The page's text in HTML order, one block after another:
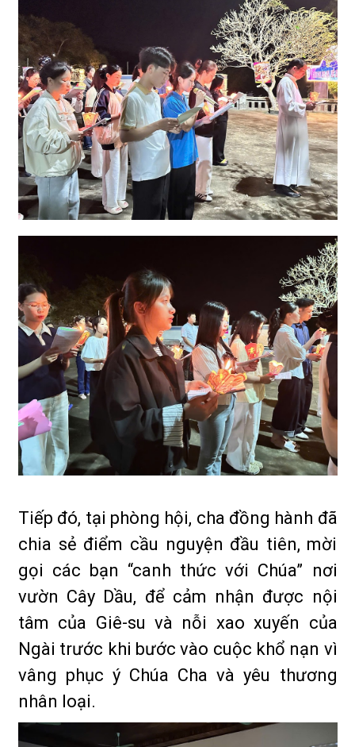
Tiếp đó, tại phòng hội, cha đồng hành đã
chia sẻ điểm cầu nguyện đầu tiên, mời
gọi các bạn “canh thức với Chúa” nơi
vườn Cây Dầu, để cảm nhận được nội
tâm của Giê-su và nỗi xao xuyến của
Ngài trước khi bước vào cuộc khổ nạn vì
vâng phục ý Chúa Cha và yêu thương
nhân loại.